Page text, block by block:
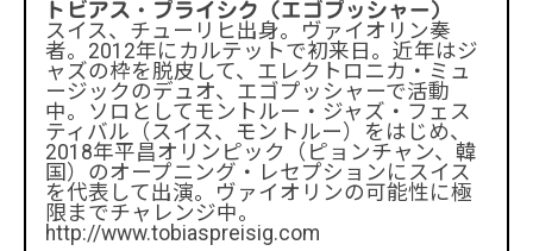
トビアス・プライシク（エゴプッシャー）
スイス、チューリヒ出身。ヴァイオリン奏
者。2012年にカルテットで初来日。近年はジ
ャズの枠を脱皮して、エレクトロニカ・ミュ
ージックのデュオ、エゴプッシャーで活動
中。ソロとしてモントルー・ジャズ・フェス
ティバル（スイス、モントルー）をはじめ、
2018年平昌オリンピック（ピョンチャン、韓
国）のオープニング・レセプションにスイス
を代表して出演。ヴァイオリンの可能性に極
限までチャレンジ中。
http://www.tobiaspreisig.com